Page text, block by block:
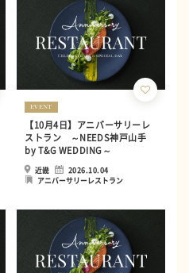
EVENT
【10月4日】アニバーサリーレ
ストラン ～NEEDS神戸山手
by T&G WEDDING～
近畿
2026.10.04
アニバーサリーレストラン